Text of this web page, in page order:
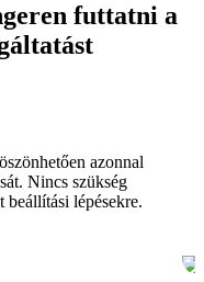
futtatni a
azonnal
Nincs szükség
lépésekre.